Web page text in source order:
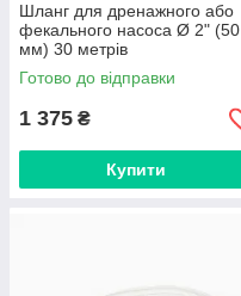
Шланг для дренажного або
фекального насоса Ø 2" (50
мм) 30 метрів
Готово до відправки
1 375 ₴
Купити